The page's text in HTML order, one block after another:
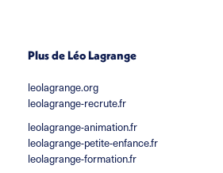
Plus de Léo Lagrange
leolagrange.org
leolagrange-recrute.fr
leolagrange-animation.fr
leolagrange-petite-enfance.fr
leolagrange-formation.fr